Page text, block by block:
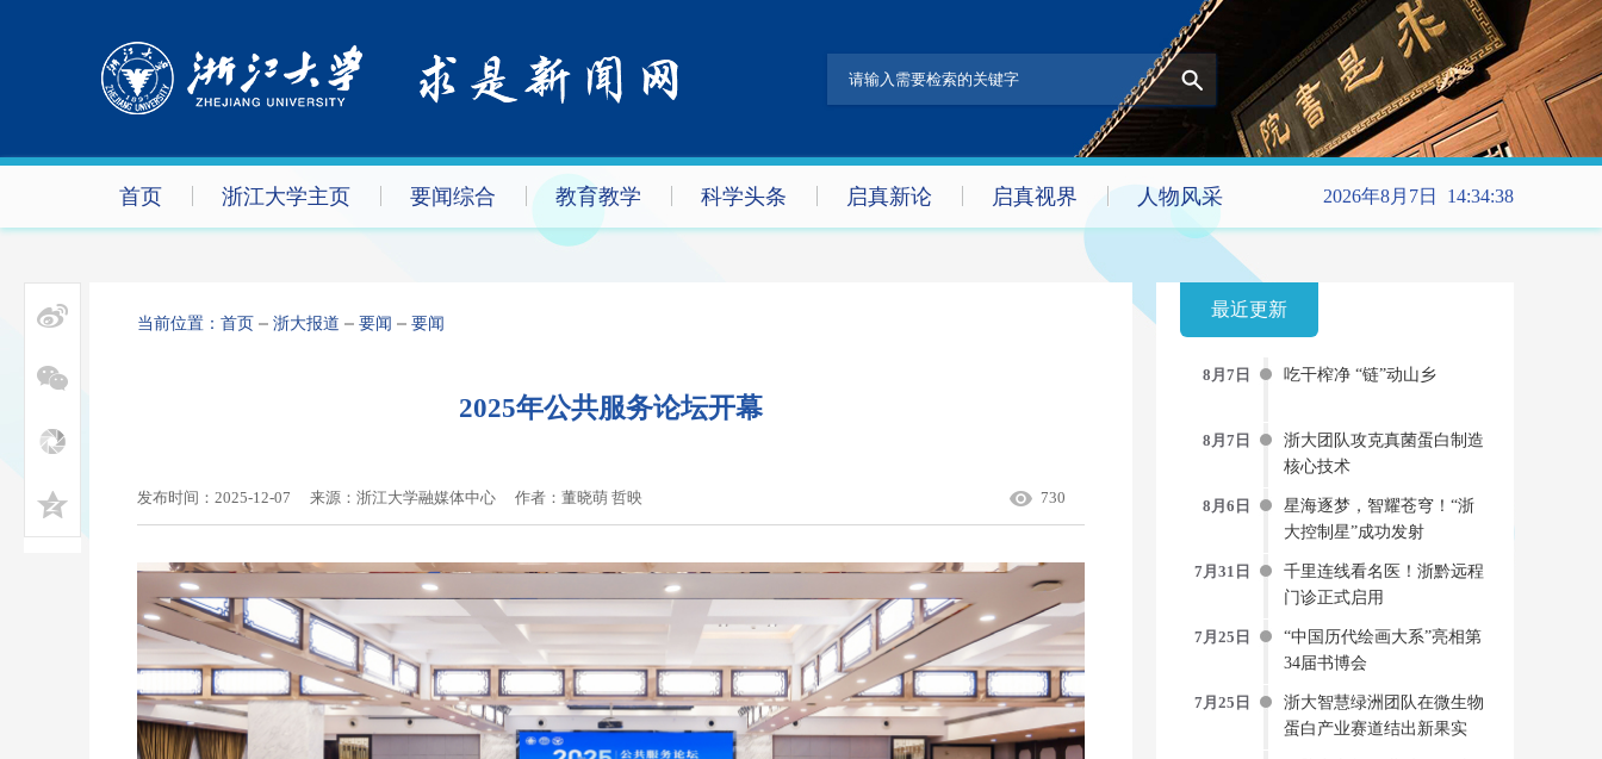
首页 浙江大学主页 要闻综合 教育教学 科学头条 启真新论 启真视界 人物风采 2026年8月7日 14:34:39
当前位置： 首页 浙大报道 要闻 要闻
2025年公共服务论坛开幕
发布时间：2025-12-07 来源：浙江大学融媒体中心 作者： 董晓萌 哲映 730
最近更新
8月7日 吃干榨净 “链”动山乡
8月7日
浙大团队攻克真菌蛋白制造
核心技术
8月6日
星海逐梦，智耀苍穹！“浙
大控制星”成功发射
7月31日
千里连线看名医！浙黔远程
门诊正式启用
7月25日
“中国历代绘画大系”亮相第
34届书博会
7月25日
浙大智慧绿洲团队在微生物
蛋白产业赛道结出新果实